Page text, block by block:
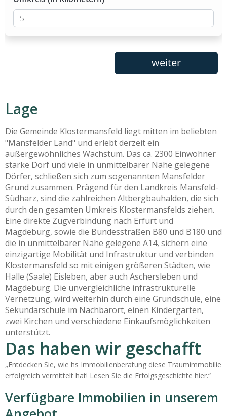
Lage
Die Gemeinde Klostermansfeld liegt mitten im beliebten
"Mansfelder Land" und erlebt derzeit ein
außergewöhnliches Wachstum. Das ca. 2300 Einwohner
starke Dorf und viele in unmittelbarer Nähe gelegene
Dörfer, schließen sich zum sogenannten Mansfelder
Grund zusammen. Prägend für den Landkreis Mansfeld-
Südharz, sind die zahlreichen Altbergbauhalden, die sich
durch den gesamten Umkreis Klostermansfelds ziehen.
Eine direkte Zugverbindung nach Erfurt und
Magdeburg, sowie die Bundesstraßen B80 und B180 und
die in unmittelbarer Nähe gelegene A14, sichern eine
einzigartige Mobilität und Infrastruktur und verbinden
Klostermansfeld so mit einigen größeren Städten, wie
Halle (Saale) Eisleben, aber auch Aschersleben und
Magdeburg. Die unvergleichliche infrastrukturelle
Vernetzung, wird weiterhin durch eine Grundschule, eine
Sekundarschule im Nachbarort, einen Kindergarten,
zwei Kirchen und verschiedene Einkaufsmöglichkeiten
unterstützt.
Das haben wir geschafft
„Entdecken Sie, wie hs Immobilienberatung diese Traumimmobilie
erfolgreich vermittelt hat! Lesen Sie die Erfolgsgeschichte hier.“
Verfügbare Immobilien in unserem